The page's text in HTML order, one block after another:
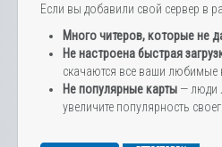
Если вы добавили свой сервер в
Много читеров, которые не
Не настроена быстрая
скачаются все ваши любимые
Не популярные карты — люди
увеличите популярность